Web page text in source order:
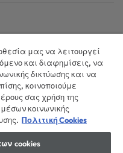
Μέτοχος - ΕΔΡΑ: Via Comolli,
ΓΡΑΦΕΙΑ: Via Privata Eden
Trento n. 20/A-22 - 20871
- Φαξ: +39.039.2086.237 -
Μπριάντσα-Λόντι
μας να λειτουργεί
και διαφημίσεις, να
δικτύωσης και να
κοινοποιούμε
σας χρήση της
κοινωνικής
Πολιτική Cookies
cookies